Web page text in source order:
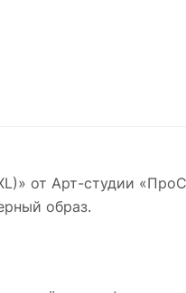
от Арт-студии
образ.